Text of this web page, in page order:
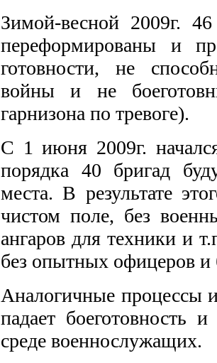
Зимой-весной 2009г.
переформированы и
готовности, не
войны и не
гарнизона по тревоге).
С 1 июня 2009г.
порядка 40 бригад
места. В результате
чистом поле, без
ангаров для техники и
без опытных офицеров и
Аналогичные процессы
падает боеготовность
среде военнослужащих.